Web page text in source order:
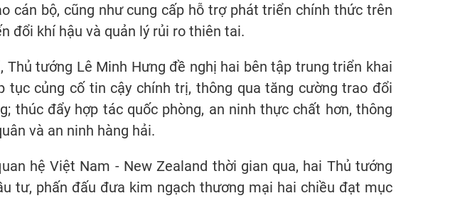
cán bộ, cũng như cung cấp hỗ trợ phát triển chính thức trên
đổi khí hậu và quản lý rủi ro thiên tai.
tướng Lê Minh Hưng đề nghị hai bên tập trung triển khai
củng cố tin cậy chính trị, thông qua tăng cường trao đổi
thúc đẩy hợp tác quốc phòng, an ninh thực chất hơn, thông
và an ninh hàng hải.
hệ Việt Nam - New Zealand thời gian qua, hai Thủ tướng
tư, phấn đấu đưa kim ngạch thương mại hai chiều đạt mục